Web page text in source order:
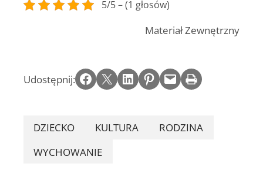
5/5 – (1 głosów)
Materiał Zewnętrzny
Udostępnij: Share on Facebook Email this Page Share on LinkedIn Share on Pinterest Email this Page Print this Page
DZIECKO KULTURA
RODZINA
WYCHOWANIE